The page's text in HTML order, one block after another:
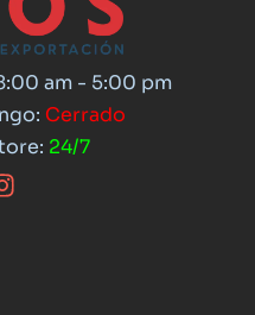
am - 5:00 pm
Cerrado
24/7